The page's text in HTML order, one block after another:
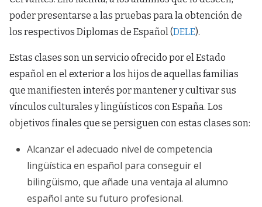
poder presentarse a las pruebas para la obtención de
los respectivos Diplomas de Español (DELE).
Estas clases son un servicio ofrecido por el Estado
español en el exterior a los hijos de aquellas familias
que manifiesten interés por mantener y cultivar sus
vínculos culturales y lingüísticos con España. Los
objetivos finales que se persiguen con estas clases son:
Alcanzar el adecuado nivel de competencia
lingüística en español para conseguir el
bilingüismo, que añade una ventaja al alumno
español ante su futuro profesional.